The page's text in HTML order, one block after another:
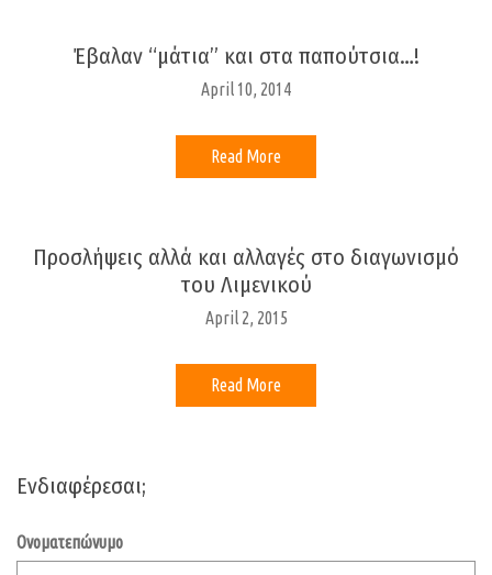
Έβαλαν “μάτια” και στα παπούτσια…!
April 10, 2014
Read More
Προσλήψεις αλλά και αλλαγές στο διαγωνισμό
του Λιμενικού
April 2, 2015
Read More
Ενδιαφέρεσαι;
Ονοματεπώνυμο